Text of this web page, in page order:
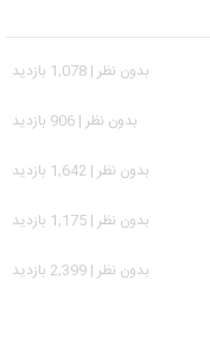
بدون نظر | 1,078 بازدید
بدون نظر | 906 بازدید
بدون نظر | 1,642 بازدید
بدون نظر | 1,175 بازدید
بدون نظر | 2,399 بازدید